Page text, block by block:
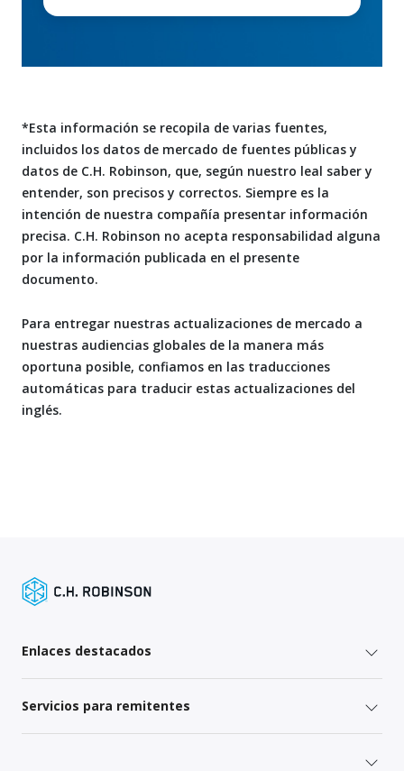
*Esta información se recopila de varias fuentes,
incluidos los datos de mercado de fuentes públicas y
datos de C.H. Robinson, que, según nuestro leal saber y
entender, son precisos y correctos. Siempre es la
intención de nuestra compañía presentar información
precisa. C.H. Robinson no acepta responsabilidad alguna
por la información publicada en el presente
documento.
Para entregar nuestras actualizaciones de mercado a
nuestras audiencias globales de la manera más
oportuna posible, confiamos en las traducciones
automáticas para traducir estas actualizaciones del
inglés.
Enlaces destacados
Servicios para remitentes